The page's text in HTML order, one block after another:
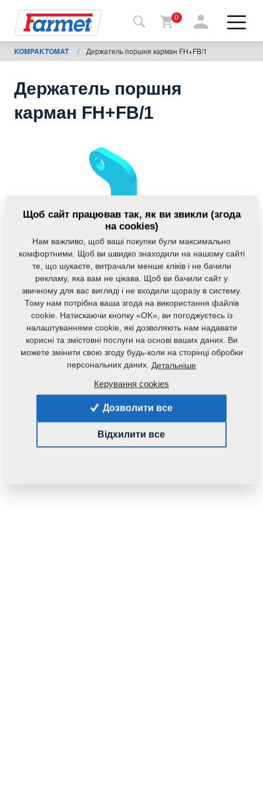
Назад
на
Магазин
Farmet
0
KOMPAKTOMAT / Держатель поршня карман FH+FB/1
Держатель поршня
карман FH+FB/1
наступного обладнання:
Щоб сайт працював так, як ви звикли (згода
на cookies)
Нам важливо, щоб ваші покупки були максимально
комфортними. Щоб ви швидко знаходили на нашому сайті
те, що шукаєте, витрачали менше кліків і не бачили
рекламу, яка вам не цікава. Щоб ви бачили сайт у
звичному для вас вигляді і не входили щоразу в систему.
Тому нам потрібна ваша згода на використання файлів
cookie. Натискаючи кнопку «OK», ви погоджуєтесь із
налаштуваннями cookie, які дозволяють нам надавати
корисні та змістовні послуги на основі ваших даних. Ви
можете змінити свою згоду будь-коли на сторінці обробки
персональних даних. Детальніше
Керування cookies
Дозволити все
Відхилити все